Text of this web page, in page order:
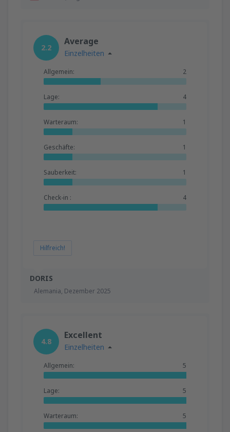
DORIS
Alemania, Dezember 2025
2.2
Average
Einzelheiten
Allgemein: 2
Lage: 4
Warteraum: 1
Geschäfte: 1
Sauberkeit: 1
Check-in : 4
Hilfreich!
4.8
Excellent
Einzelheiten
Allgemein: 5
Lage: 5
Warteraum: 5